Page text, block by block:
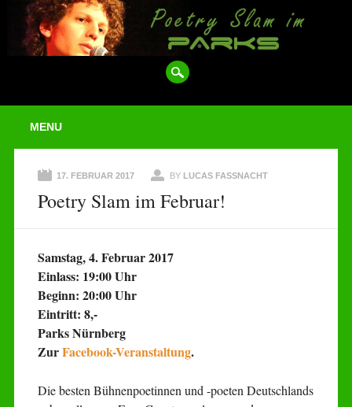
Main menu
content
MENU
17. FEBRUAR 2017 BY LUCAS FASSNACHT
Poetry Slam im Februar!
Samstag, 4. Februar 2017
Einlass: 19:00 Uhr
Beginn: 20:00 Uhr
Eintritt: 8,-
Parks Nürnberg
ZurFacebook-Veranstaltung.
Die besten Bühnenpoetinnen und -poeten Deutschlands